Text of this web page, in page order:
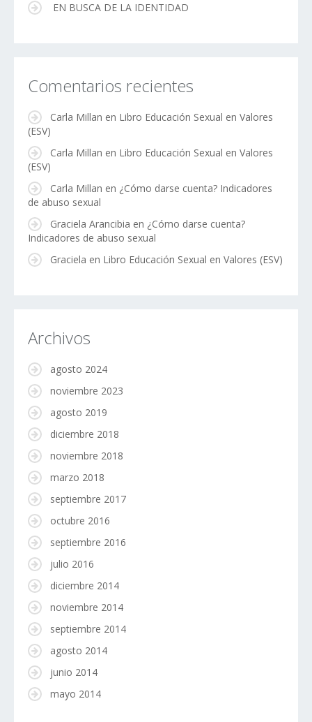
EN BUSCA DE LA IDENTIDAD
Comentarios recientes
Carla Millan en Libro Educación Sexual en Valores
(ESV)
Carla Millan en Libro Educación Sexual en Valores
(ESV)
Carla Millan en ¿Cómo darse cuenta? Indicadores
de abuso sexual
Graciela Arancibia en ¿Cómo darse cuenta?
Indicadores de abuso sexual
Graciela en Libro Educación Sexual en Valores (ESV)
Archivos
agosto 2024
noviembre 2023
agosto 2019
diciembre 2018
noviembre 2018
marzo 2018
septiembre 2017
octubre 2016
septiembre 2016
julio 2016
diciembre 2014
noviembre 2014
septiembre 2014
agosto 2014
junio 2014
mayo 2014